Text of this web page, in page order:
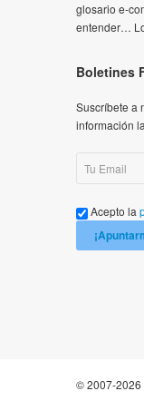
glosario e-
entender…
Boletines
Suscríbete a
información
Acepto la
© 2007-2026